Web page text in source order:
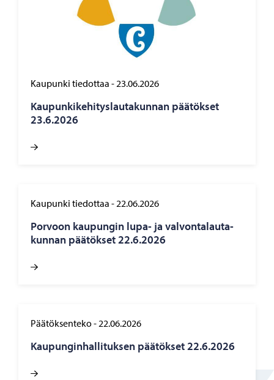
Kaupunki tiedottaa -23.06.2026
Kau­pun­ki­ke­hi­tys­lau­ta­kun­nan pää­tök­set
23.6.2026
Kaupunki tiedottaa -22.06.2026
Por­voon kau­pun­gin lupa- ja val­von­ta­lau­ta­
kun­nan pää­tök­set 22.6.2026
Päätöksenteko-22.06.2026
Kau­pun­gin­hal­li­tuk­sen pää­tök­set 22.6.2026